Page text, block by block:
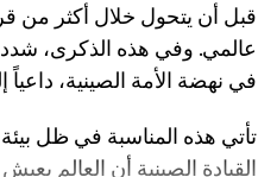
قبل أن يتحول خلال أكثر من
عالمي. وفي هذه الذكرى،
في نهضة الأمة الصينية،
تأتي هذه المناسبة في ظل بيئة
القيادة الصينية أن العالم